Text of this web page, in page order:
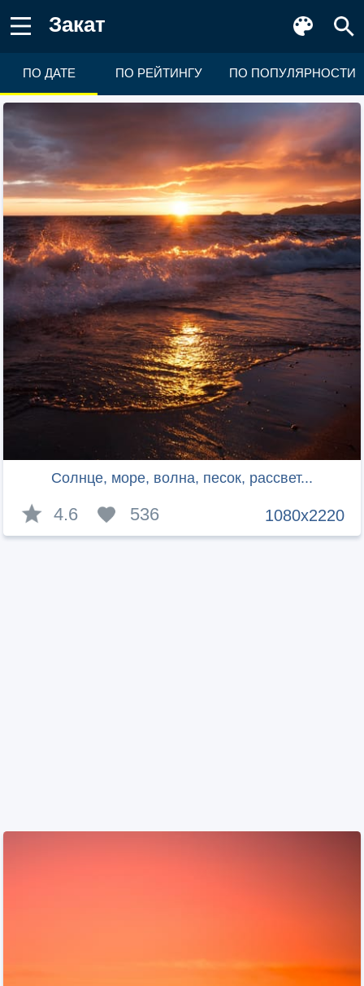
Закат
ПО ДАТЕ ПО РЕЙТИНГУ ПО ПОПУЛЯРНОСТИ
Солнце, море, волна, песок, рассвет...
1080x2220
4.6 536